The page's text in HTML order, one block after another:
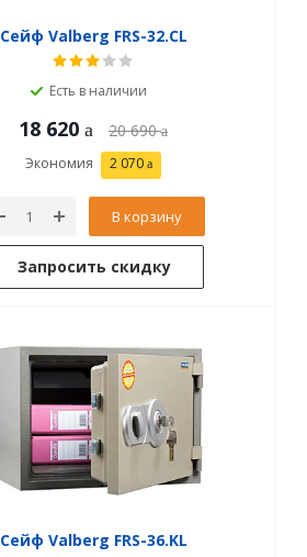
Сейф Valberg FRS-32.CL
Есть в наличии
18 620 20 690
Экономия 2 070
В корзину
Запросить скидку
Сейф Valberg FRS-36.KL